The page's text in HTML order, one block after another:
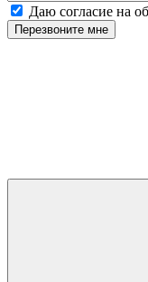
Даю согласие на
Перезвоните мне